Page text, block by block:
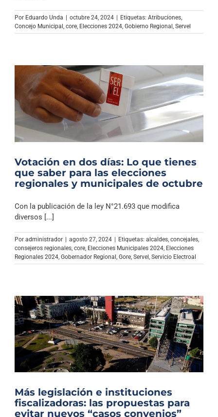
Por Eduardo Unda | octubre 24, 2024 | Etiquetas: Atribuciones,
Concejo Municipal, core, Elecciones 2024, Gobierno Regional, Servel
Votación en dos días: Lo que tienes
que saber para las elecciones
regionales y municipales de octubre
Con la publicación de la ley N°21.693 que modifica
diversos [...]
Por administrador | agosto 27, 2024 | Etiquetas: alcaldes concejales
consejeros regionales core Elecciones Municipales 2024 Elecciones
Regionales 2024 Gobernador Regional Gore Servel Servicio Electroal
Más legislación e instituciones
fiscalizadoras: las propuestas para
evitar nuevos “casos convenios”